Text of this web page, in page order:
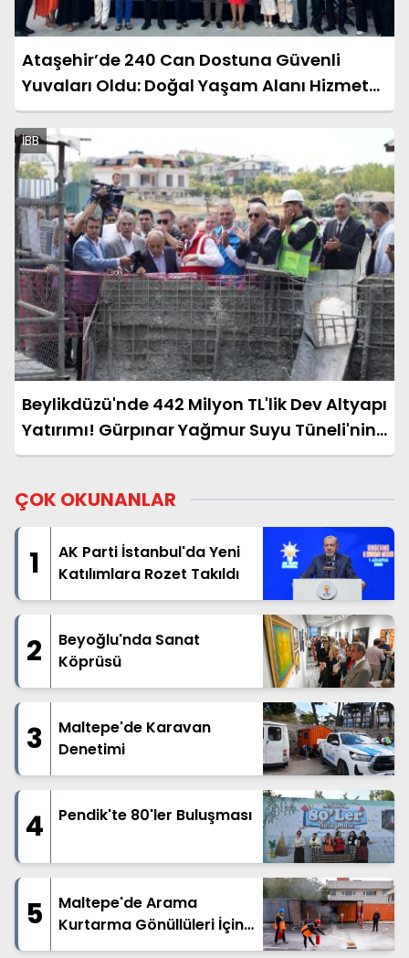
Ataşehir’de 240 Can Dostuna Güvenli
Yuvaları Oldu: Doğal Yaşam Alanı Hizmete
Açıldı
İBB
Beylikdüzü'nde 442 Milyon TL'lik Dev Altyapı
Yatırımı! Gürpınar Yağmur Suyu Tüneli'nin
Temeli Atıldı
ÇOK OKUNANLAR
1
AK Parti İstanbul'da Yeni
Katılımlara Rozet Takıldı
2
Beyoğlu'nda Sanat
Köprüsü
3
Maltepe'de Karavan
Denetimi
4 Pendik'te 80'ler Buluşması
5
Maltepe'de Arama
Kurtarma Gönüllüleri İçin
Başvurular Başladı